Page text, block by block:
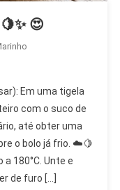
😍
Em uma tigela
com o suco de
até obter uma
o bolo já frio. ☁️🍋
180°C. Unte e
de furo […]